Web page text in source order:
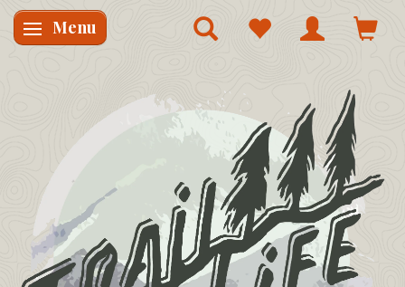
Skifte navigation
Menu